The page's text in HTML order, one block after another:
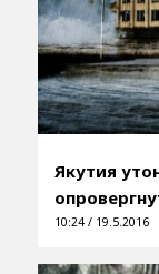
Якутия
10:24 / 19.5.2016